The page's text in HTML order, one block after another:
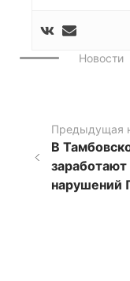
Новости
Предыдущая
В
нарушений